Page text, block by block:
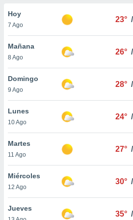
en
y
cookies
aceptar
Hoy
7 Ago
23° /
Mañana
8 Ago
26° /
Domingo
9 Ago
28° /
Lunes
10 Ago
24° /
Martes
11 Ago
27° /
Miércoles
12 Ago
30° /
Jueves
35° /